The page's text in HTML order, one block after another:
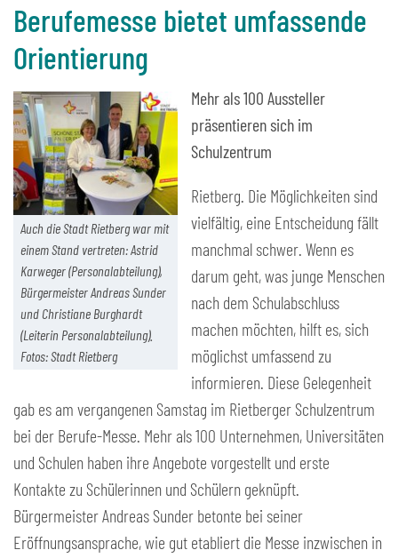
Berufemesse bietet umfassende
Orientierung
Auch die Stadt Rietberg war mit
einem Stand vertreten: Astrid
Karweger (Personalabteilung),
Bürgermeister Andreas Sunder
und Christiane Burghardt
(Leiterin Personalabteilung).
Fotos: Stadt Rietberg
Mehr als 100 Aussteller
präsentieren sich im
Schulzentrum
Rietberg. Die Möglichkeiten sind
vielfältig, eine Entscheidung fällt
manchmal schwer. Wenn es
darum geht, was junge Menschen
nach dem Schulabschluss
machen möchten, hilft es, sich
möglichst umfassend zu
informieren. Diese Gelegenheit
gab es am vergangenen Samstag im Rietberger Schulzentrum
bei der Berufe-Messe. Mehr als 100 Unternehmen, Universitäten
und Schulen haben ihre Angebote vorgestellt und erste
Kontakte zu Schülerinnen und Schülern geknüpft.
Bürgermeister Andreas Sunder betonte bei seiner
Eröffnungsansprache, wie gut etabliert die Messe inzwischen in